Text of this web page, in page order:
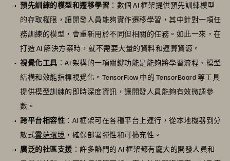
預先訓練的模型和遷移學習 ：數個 AI 框架提供預先訓練模型
的存取權限，讓開發人員能夠實作遷移學習，其中針對一項任
務訓練的模型，會重新用於不同但相關的任務。如此一來，在
打造 AI 解決方案時，就不需要大量的資料和運算資源。
視覺化工具 ：AI 架構的一項關鍵功能是能夠將學習流程、模型
結構和效能指標視覺化。TensorFlow 中的 TensorBoard 等工具
提供模型訓練的即時深度資訊，讓開發人員能夠有效微調參
數。
跨平台相容性 ：AI 框架可在各種平台上運行，從本地機器到分
散式雲端環境 ，確保部署彈性和可擴充性。
廣泛的社區支援 ：許多熱門的 AI 框架都有龐大的開發人員和